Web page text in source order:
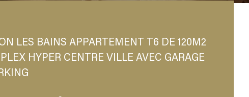
LES BAINS APPARTEMENT T6 DE 120M2
HYPER CENTRE VILLE AVEC GARAGE